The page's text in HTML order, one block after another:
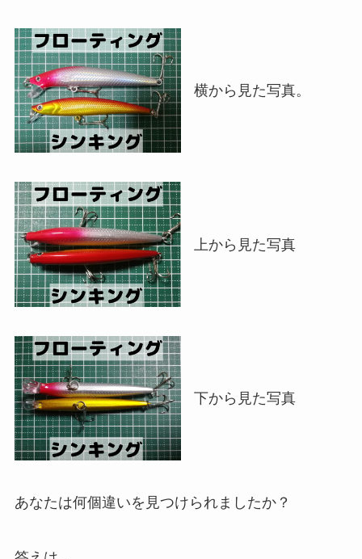
横から見た写真。
上から見た写真
下から見た写真
あなたは何個違いを見つけられましたか？